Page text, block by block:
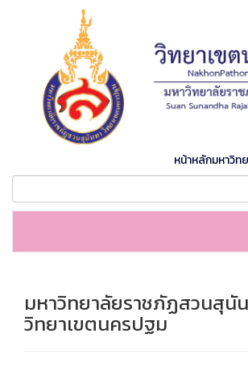
หน้าหลักมหาวิท
มหาวิทยาลัยราชภัฏสวนสุนั
วิทยาเขตนครปฐม